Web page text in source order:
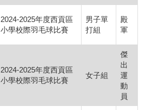
2024-2025年度西貢區
小學校際羽毛球比賽
男子單
打組
殿
軍
2024-2025年度西貢區
小學校際羽毛球比賽
女子組
傑
出
運
動
員